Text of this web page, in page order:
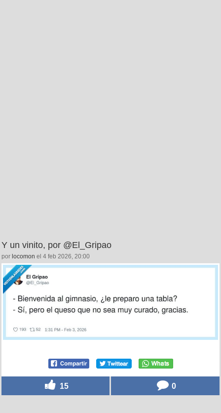
Y un vinito, por @El_Gripao
por locomon el 4 feb 2026, 20:00
15 0